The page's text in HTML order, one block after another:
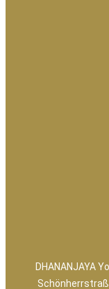
DHANANJAYA